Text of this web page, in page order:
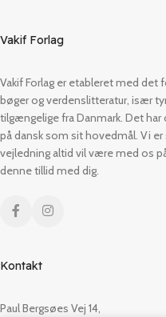
Vakif Forlag
Vakif Forlag er etableret med det
bøger og verdenslitteratur, især
tilgængelige fra Danmark. Det
på dansk som sit hovedmål. Vi er
vejledning altid vil være med os
denne tillid med dig.
Kontakt
Paul Bergsøes Vej 14,